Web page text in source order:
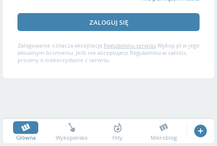
ZALOGUJ SIĘ
Zalogowanie oznacza akceptację Regulaminu serwisu Wykop.pl w jego
aktualnym brzmieniu. Jeśli nie akceptujesz Regulaminu w całości,
prosimy o niekorzystanie z serwisu.
Główna Wykopalisko Hity Mikroblog